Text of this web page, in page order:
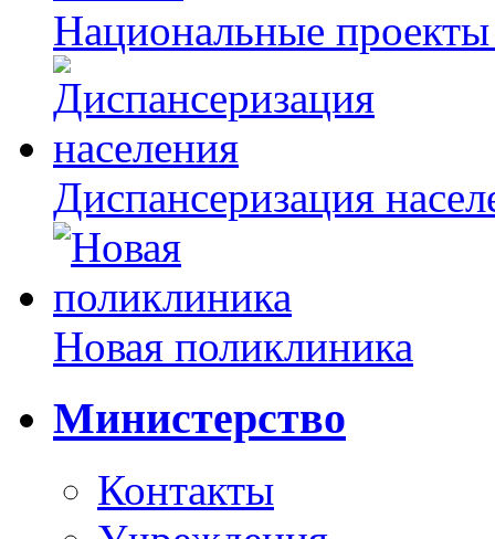
Национальные
Диспансеризация
Новая поликлиника
Министерство
Контакты